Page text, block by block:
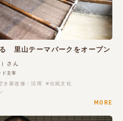
里山テーマパークをオープン
さん
主宰
き家改修・活用
伝統文化
MORE